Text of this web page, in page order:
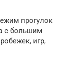
прогулок
с большим
игр,